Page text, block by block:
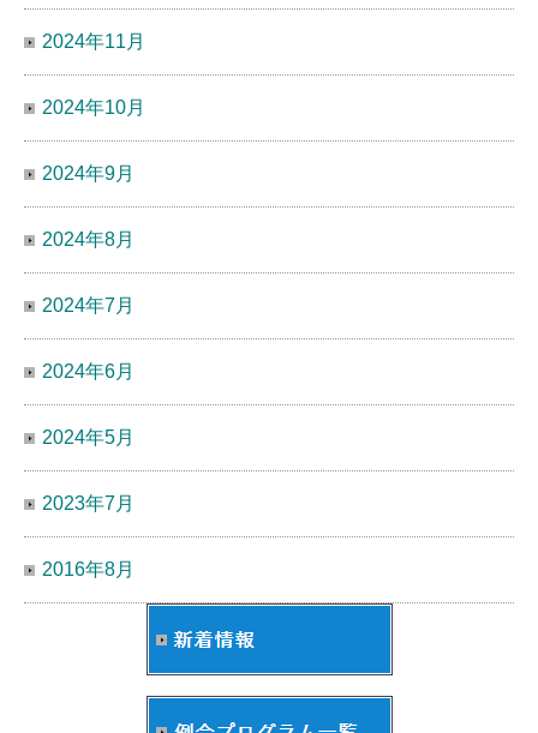
2024年11月
2024年10月
2024年9月
2024年8月
2024年7月
2024年6月
2024年5月
2023年7月
2016年8月